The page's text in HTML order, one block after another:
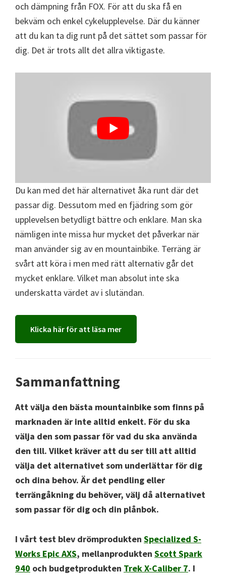
och dämpning från FOX. För att du ska få en
bekväm och enkel cykelupplevelse. Där du känner
att du kan ta dig runt på det sättet som passar för
dig. Det är trots allt det allra viktigaste.
Du kan med det här alternativet åka runt där det
passar dig. Dessutom med en fjädring som gör
upplevelsen betydligt bättre och enklare. Man ska
nämligen inte missa hur mycket det påverkar när
man använder sig av en mountainbike. Terräng är
svårt att köra i men med rätt alternativ går det
mycket enklare. Vilket man absolut inte ska
underskatta värdet av i slutändan.
Klicka här för att läsa mer
Sammanfattning
Att välja den bästa mountainbike som finns på
marknaden är inte alltid enkelt. För du ska
välja den som passar för vad du ska använda
den till. Vilket kräver att du ser till att alltid
välja det alternativet som underlättar för dig
och dina behov. Är det pendling eller
terrängåkning du behöver, välj då alternativet
som passar för dig och din plånbok.
I vårt test blev drömprodukten Specialized S-
Works Epic AXS, mellanprodukten Scott Spark
940 och budgetprodukten Trek X-Caliber 7. I